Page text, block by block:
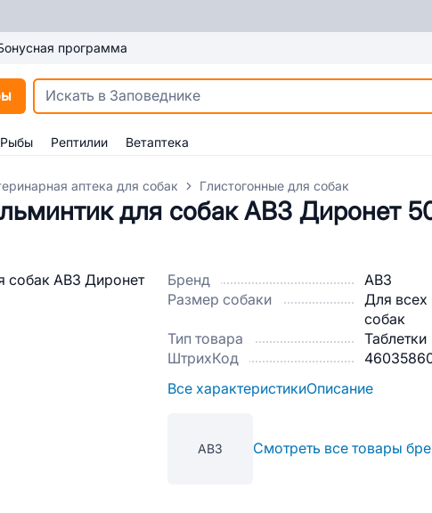
программа
Рыбы Рептилии Ветаптека
аптека для собак Глистогонные для собак
для собак АВЗ Диронет
Бренд
АВЗ
Размер собаки
Для всех
собак
Тип товара
Таблетки
ШтрихКод
Все характеристикиОписание
АВЗ Смотреть все товары